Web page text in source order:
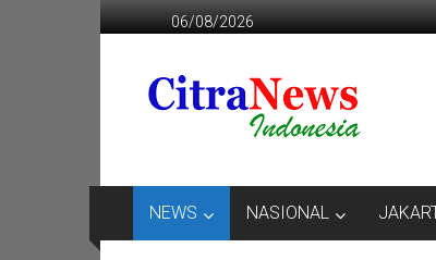
ke
06/08/2026
CITRANEWS
INDONESIA
NEWS NASIONAL